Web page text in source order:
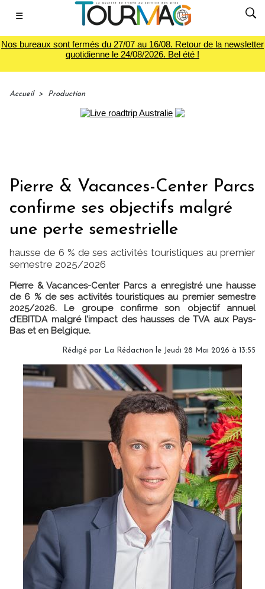
☰
Nos bureaux sont fermés du 27/07 au 16/08. Retour de la newsletter
quotidienne le 24/08/2026. Bel été !
Accueil > Production
Pierre & Vacances-Center Parcs
confirme ses objectifs malgré
une perte semestrielle
hausse de 6 % de ses activités touristiques au premier
semestre 2025/2026
Pierre & Vacances-Center Parcs a enregistré une hausse
de 6 % de ses activités touristiques au premier semestre
2025/2026. Le groupe confirme son objectif annuel
d’EBITDA malgré l’impact des hausses de TVA aux Pays-
Bas et en Belgique.
Rédigé par La Rédaction le Jeudi 28 Mai 2026 à 13:55